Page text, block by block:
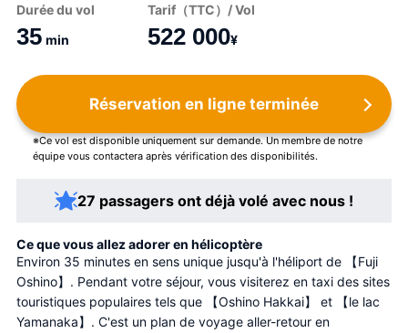
Durée du vol
35 min
Tarif（TTC）/ Vol
522 000¥
Réservation en ligne terminée
※Ce vol est disponible uniquement sur demande. Un membre de notre
équipe vous contactera après vérification des disponibilités.
27 passagers ont déjà volé avec nous !
Ce que vous allez adorer en hélicoptère
Environ 35 minutes en sens unique jusqu'à l'héliport de 【Fuji
Oshino】. Pendant votre séjour, vous visiterez en taxi des sites
touristiques populaires tels que 【Oshino Hakkai】 et 【le lac
Yamanaka】. C'est un plan de voyage aller-retour en